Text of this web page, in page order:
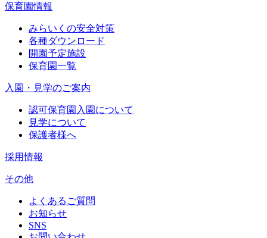
保育園情報
みらいくの安全対策
各種ダウンロード
開園予定施設
保育園一覧
入園・見学のご案内
認可保育園入園について
見学について
保護者様へ
採用情報
その他
よくあるご質問
お知らせ
SNS